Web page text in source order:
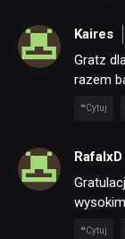
Kaires
Gratz
razem
Cytuj
RafalxD
Cytuj